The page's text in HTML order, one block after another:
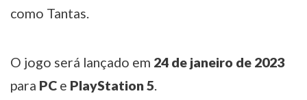
como Tantas.
O jogo será lançado em 24 de janeiro de 2023
para PC e PlayStation 5.